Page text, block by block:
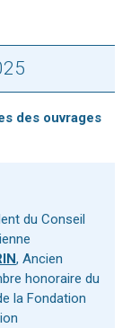
des ouvrages
du Conseil
, Ancien
honoraire du
la Fondation